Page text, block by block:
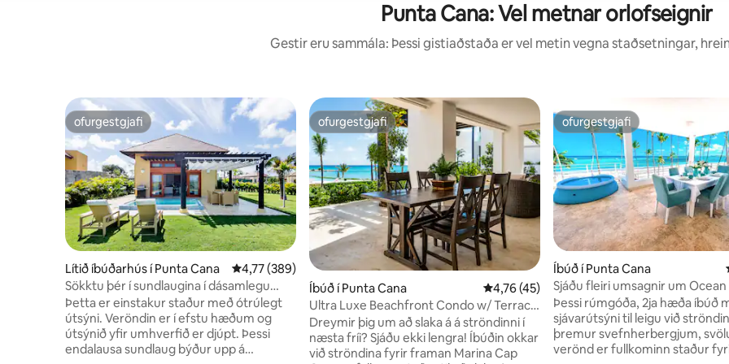
Punta Cana: Vel metnar orlofseignir
Gestir eru sammála: Þessi gistiaðstaða er vel metin vegna staðsetningar,
ofurgestgjafi
ofurgestgjafi
Lítið íbúðarhús í Punta Cana 4,77 af 5 í meðaleinkunn, 389 umsagnir
4,77 (389)
Sökktu þér í sundlaugina í dásamlegu
einbýli
Þetta er einstakur staður með ótrúlegt
útsýni. Veröndin er í efstu hæðum og
útsýnið yfir umhverfið er djúpt. Þessi
endalausa sundlaug býður upp á
ofurgestgjafi
ofurgestgjafi
Íbúð í Punta Cana 4,76 af 5 í meðaleinkunn, 45 umsagnir
4,76 (45)
Ultra Luxe Beachfront Condo w/ Terrace
- Cap Cana
Dreymir þig um að slaka á á ströndinni í
næsta fríi? Sjáðu ekki lengra! Íbúðin okkar
við ströndina fyrir framan Marina Cap
ofurgestgjafi
ofurgestgjafi
Íbúð í Punta Cana
Sjáðu fleiri umsagnir um
Luxury Beachfront Condo in
Þessi rúmgóða, 2ja hæða íbúð
sjávarútsýni til leigu við
þremur svefnherbergjum,
verönd er fullkominn staður